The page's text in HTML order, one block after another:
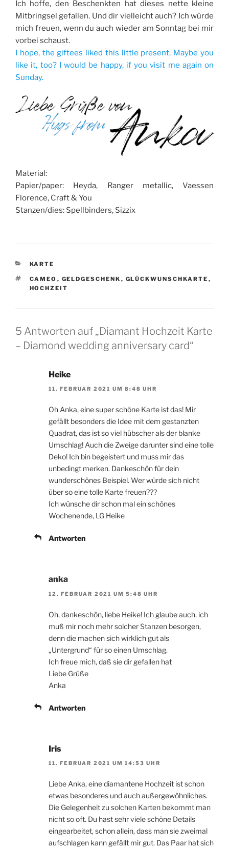
Ich hoffe, den Beschenkten hat dieses nette kleine
Mitbringsel gefallen. Und dir vielleicht auch? Ich würde
mich freuen, wenn du auch wieder am Sonntag bei mir
vorbei schaust.
I hope, the giftees liked this little present. Maybe you
like it, too? I would be happy, if you visit me again on
Sunday.
Material:
Papier/paper: Heyda, Ranger metallic, Vaessen
Florence, Craft & You
Stanzen/dies: Spellbinders, Sizzix
KATEGORIEN
KARTE
SCHLAGWÖRTER
CAMEO , GELDGESCHENK , GLÜCKWUNSCHKARTE ,
HOCHZEIT
5 Antworten auf „Diamant Hochzeit Karte
– Diamond wedding anniversary card“
Heike
11. FEBRUAR 2021 UM 8:48 UHR
Oh Anka, eine super schöne Karte ist das! Mir
gefällt besonders die Idee mit dem gestanzten
Quadrat, das ist so viel hübscher als der blanke
Umschlag! Auch die Zweige darunter sind eine tolle
Deko! Ich bin begeistert und muss mir das
unbedingt merken. Dankeschön für dein
wunderschönes Beispiel. Wer würde sich nicht
über so eine tolle Karte freuen???
Ich wünsche dir schon mal ein schönes
Wochenende, LG Heike
Antworten
anka
12. FEBRUAR 2021 UM 5:48 UHR
Oh, dankeschön, liebe Heike! Ich glaube auch, ich
muß mir noch mehr solcher Stanzen besorgen,
denn die machen sich wirklich gut als
„Untergrund“ für so einen Umschlag.
Ich freue mich, daß sie dir gefallen hat
Liebe Grüße
Anka
Antworten
Iris
11. FEBRUAR 2021 UM 14:53 UHR
Liebe Anka, eine diamantene Hochzeit ist schon
etwas besonderes und auch außergewöhnliches.
Die Gelegenheit zu solchen Karten bekommt man
nicht so oft. Du hast sehr viele schöne Details
eingearbeitet, schon allein, dass man sie zweimal
aufschlagen kann gefällt mir gut. Das Paar hat sich